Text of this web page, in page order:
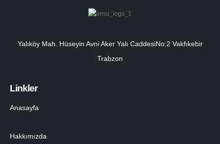
Yalıköy Mah. Hüseyin Avni Aker Yalı CaddesiNo:2 Vakfıkebir
Trabzon
Linkler
Anasayfa
Hakkımızda